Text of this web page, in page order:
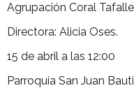
Agrupación Coral
Directora: Alicia Oses.
15 de abril a las 12:00
Parroquia San Juan